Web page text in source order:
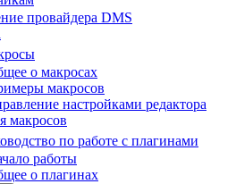
провайдера DMS
о макросах
макросов
настройками редактора
макросов
по работе с плагинами
работы
о плагинах